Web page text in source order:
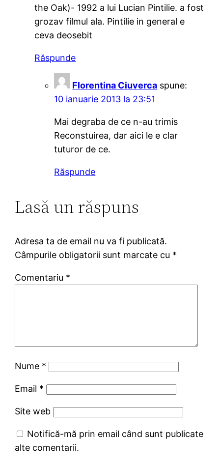
the Oak)- 1992 a lui Lucian Pintilie. a fost
grozav filmul ala. Pintilie in general e
ceva deosebit
Răspunde
Florentina Ciuverca spune:
10 ianuarie 2013 la 23:51
Mai degraba de ce n-au trimis
Reconstuirea, dar aici le e clar
tuturor de ce.
Răspunde
Lasă un răspuns
Adresa ta de email nu va fi publicată.
Câmpurile obligatorii sunt marcate cu *
Comentariu *
Nume *
Email *
Site web
Notifică-mă prin email când sunt publicate
alte comentarii.